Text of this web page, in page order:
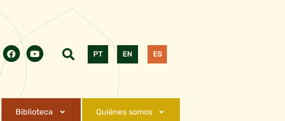
PT EN ES
Biblioteca Quiénes somos